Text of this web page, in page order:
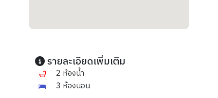
รายละเอียดเพิ่มเติม
2 ห้องน้ำ
3 ห้องนอน